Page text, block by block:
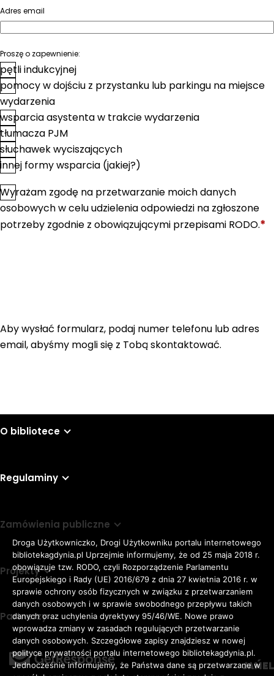
Rozmiar
czcionki
Adomyślna czcionka
Awiększa czcionka
Aduża czcionka
KONTRAST:
ZWIĘKSZ
ODSTĘPY
Adres email
Proszę o zapewnienie:
pętli indukcyjnej
pomocy w dojściu z przystanku lub parkingu na miejsce
wydarzenia
wsparcia asystenta w trakcie wydarzenia
tłumacza PJM
słuchawek wyciszających
innej formy wsparcia (jakiej?)
Zgoda*
Wyrażam zgodę na przetwarzanie moich danych
osobowych w celu udzielenia odpowiedzi na zgłoszone
potrzeby zgodnie z obowiązującymi przepisami RODO.*
Aby wysłać formularz, podaj numer telefonu lub adres
email, abyśmy mogli się z Tobą skontaktować.
O bibliotece
Regulaminy
Zamówienia publiczne
Projekty
Partnerzy
Droga Użytkowniczko, Drogi Użytkowniku portalu internetowego
bibliotekagdynia.pl Uprzejmie informujemy, że od 25 maja 2018 r.
obowiązuje tzw. RODO, czyli Rozporządzenie Parlamentu
Europejskiego i Rady (UE) 2016/679 z dnia 27 kwietnia 2016 r. w
sprawie ochrony osób fizycznych w związku z przetwarzaniem
danych osobowych i w sprawie swobodnego przepływu takich
danych oraz uchylenia dyrektywy 95/46/WE. Nowe prawo
wprowadza zmiany w zasadach regulujących przetwarzanie
danych osobowych. Szczegółowe zapisy znajdziesz w nowej
polityce prywatności portalu internetowego bibliotekagdynia.pl.
Jednocześnie informujemy, że Państwa dane są przetwarzane w